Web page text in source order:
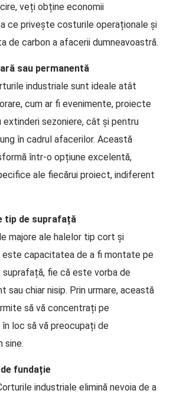
veți obține economii
ce privește costurile operaționale și
de carbon a afacerii dumneavoastră.
sau permanentă
industriale sunt ideale atât
cum ar fi evenimente, proiecte
sezoniere, cât și pentru
în cadrul afacerilor. Această
într-o opțiune excelentă,
ale fiecărui proiect, indiferent
tip de suprafață
majore ale halelor tip cort și
este capacitatea de a fi montate pe
fie că este vorba de
sau chiar nisip. Prin urmare, această
să vă concentrați pe
loc să vă preocupați de
sine.
fundație
industriale elimină nevoia de a